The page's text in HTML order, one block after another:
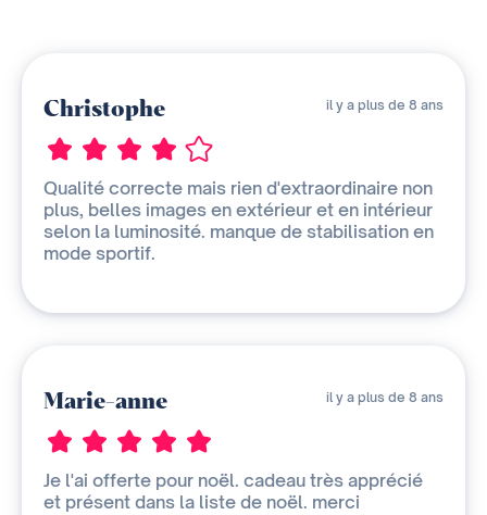
Christophe il y a plus de 8 ans
Qualité correcte mais rien d'extraordinaire non
plus, belles images en extérieur et en intérieur
selon la luminosité. manque de stabilisation en
mode sportif.
Marie-anne il y a plus de 8 ans
Je l'ai offerte pour noël. cadeau très apprécié
et présent dans la liste de noël. merci